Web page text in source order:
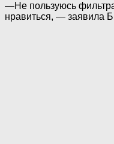
—Не пользуюсь
нравиться, — заявила